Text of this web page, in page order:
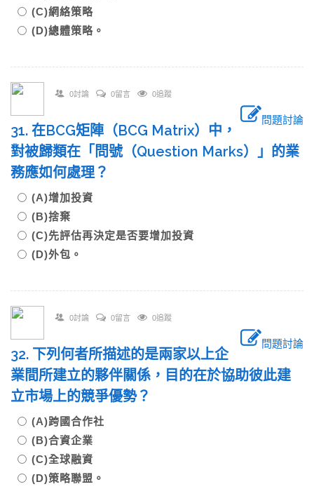
(C)網絡策略
(D)總體策略。
0討論 0留言 0追蹤
問題討論
31. 在BCG矩陣（BCG Matrix）中，
對被歸類在「問號（Question Marks）」的業
務應如何處理？
(A)增加投資
(B)捨棄
(C)先評估再決定是否要增加投資
(D)外包。
0討論 0留言 0追蹤
問題討論
32. 下列何者所描述的是兩家以上企
業間所建立的夥伴關係，目的在於協助彼此建
立市場上的競爭優勢？
(A)跨國合作社
(B)合資企業
(C)全球融資
(D)策略聯盟。